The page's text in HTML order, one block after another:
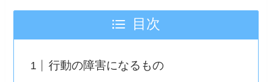
目次
行動の障害になるもの